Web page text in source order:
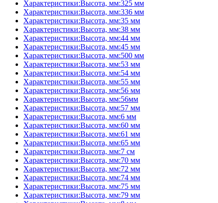
Характеристики:Высота, мм:325 мм
Характеристики:Высота, мм:336 мм
Характеристики:Высота, мм:35 мм
Характеристики:Высота, мм:38 мм
Характеристики:Высота, мм:44 мм
Характеристики:Высота, мм:45 мм
Характеристики:Высота, мм:500 мм
Характеристики:Высота, мм:53 мм
Характеристики:Высота, мм:54 мм
Характеристики:Высота, мм:55 мм
Характеристики:Высота, мм:56 мм
Характеристики:Высота, мм:56мм
Характеристики:Высота, мм:57 мм
Характеристики:Высота, мм:6 мм
Характеристики:Высота, мм:60 мм
Характеристики:Высота, мм:61 мм
Характеристики:Высота, мм:65 мм
Характеристики:Высота, мм:7 см
Характеристики:Высота, мм:70 мм
Характеристики:Высота, мм:72 мм
Характеристики:Высота, мм:74 мм
Характеристики:Высота, мм:75 мм
Характеристики:Высота, мм:79 мм